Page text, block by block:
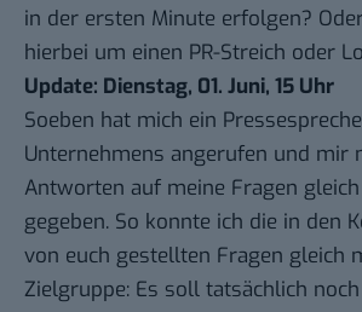
in der ersten Minute erfolgen?
hierbei um einen PR-Streich oder
Update: Dienstag, 01. Juni, 15 Uhr
Soeben hat mich ein
Unternehmens angerufen und mir
Antworten auf meine Fragen
gegeben. So konnte ich die in den
von euch gestellten Fragen gleich
Zielgruppe: Es soll tatsächlich